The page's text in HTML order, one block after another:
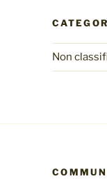
Non